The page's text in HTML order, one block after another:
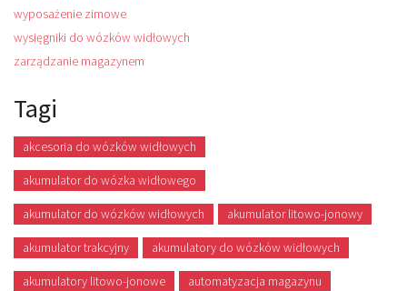
wyposażenie zimowe
wysięgniki do wózków widłowych
zarządzanie magazynem
Tagi
akcesoria do wózków widłowych
akumulator do wózka widłowego
akumulator do wózków widłowych akumulator litowo-jonowy
akumulator trakcyjny akumulatory do wózków widłowych
akumulatory litowo-jonowe automatyzacja magazynu